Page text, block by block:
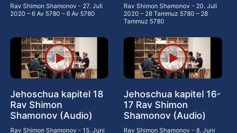
Rav Shimon Shamonov
27. Juli
2020 – 6 Av 5780 – 6 Av 5780
Rav Shimon Shamonov
20. Juli
2020 – 28 Tammuz 5780 – 28
Tammuz 5780
Jehoschua kapitel 18
Rav Shimon
Shamonov (Audio)
Rav Shimon Shamonov
15. Juni
Jehoschua kapitel 16-
17 Rav Shimon
Shamonov (Audio)
Rav Shimon Shamonov 8. Juni